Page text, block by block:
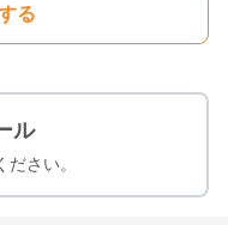
る
ル
さい。